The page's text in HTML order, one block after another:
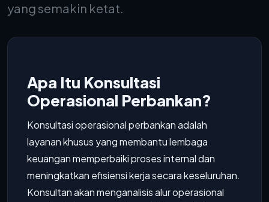
yang semakin ketat.
Apa Itu Konsultasi
Operasional Perbankan?
Konsultasi operasional perbankan adalah
layanan khusus yang membantu lembaga
keuangan memperbaiki proses internal dan
meningkatkan efisiensi kerja secara keseluruhan.
Konsultan akan menganalisis alur operasional